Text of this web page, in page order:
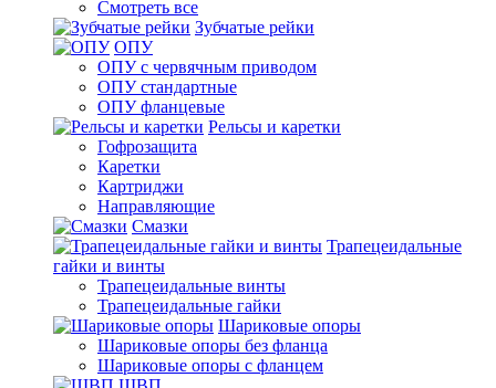
Смотреть все
Зубчатые рейки
ОПУ
ОПУ с червячным приводом
ОПУ стандартные
ОПУ фланцевые
Рельсы и каретки
Гофрозащита
Каретки
Картриджи
Направляющие
Смазки
Трапецеидальные
гайки и винты
Трапецеидальные винты
Трапецеидальные гайки
Шариковые опоры
Шариковые опоры без фланца
Шариковые опоры с фланцем